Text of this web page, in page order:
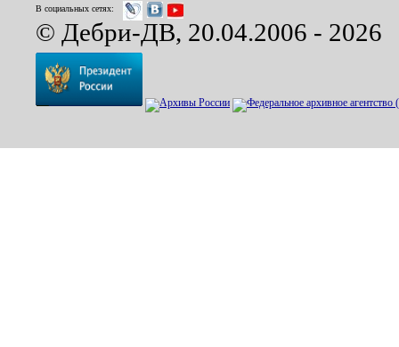
В социальных сетях:
© Дебри-ДВ, 20.04.2006 - 2026